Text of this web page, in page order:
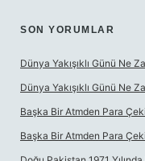
SON YORUMLAR
Dünya Yakışıklı Günü Ne
Dünya Yakışıklı Günü Ne
Başka Bir Atmden Para
Başka Bir Atmden Para